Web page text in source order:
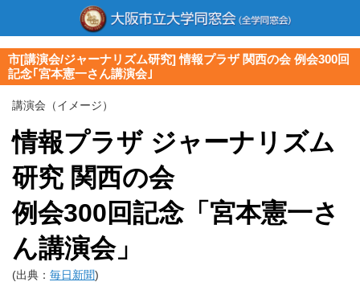
市[講演会/ジャーナリズム研究] 情報プラザ 関西の会 例会300回
記念｢宮本憲一さん講演会｣
講演会（イメージ）
情報プラザ ジャーナリズム
研究 関西の会
例会300回記念「宮本憲一さ
ん講演会」
(出典： 毎日新聞)